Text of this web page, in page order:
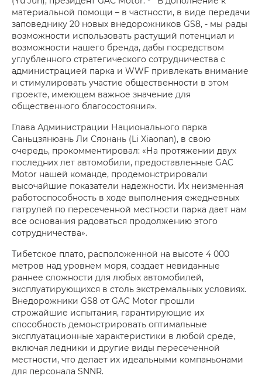
материальной помощи – в частности, в виде передачи
заповеднику 20 новых внедорожников GS8, - мы рады
возможности использовать растущий потенциал и
возможности нашего бренда, дабы посредством
углубленного стратегического сотрудничества с
администрацией парка и WWF привлекать внимание
и стимулировать участие общественности в этом
проекте, имеющем важное значение для
общественного благосостояния».
Глава Администрации Национального парка
Саньцзянюань Ли Сяонань (Li Xiaonan), в свою
очередь, прокомментировал: «На протяжении двух
последних лет автомобили, предоставленные GAC
Motor нашей команде, продемонстрировали
высочайшие показатели надежности. Их неизменная
работоспособность в ходе выполнения ежедневных
патрулей по пересеченной местности парка дает нам
все основания радоваться продолжению этого
сотрудничества».
Тибетское плато, расположенной на высоте 4 000
метров над уровнем моря, создает невиданные
раннее сложности для любых автомобилей,
эксплуатирующихся в столь экстремальных условиях.
Внедорожники GS8 от GAC Motor прошли
строжайшие испытания, гарантирующие их
способность демонстрировать оптимальные
эксплуатационные характеристики в любой среде,
включая ледники и другие виды пересеченной
местности, что делает их идеальными компаньонами
для персонала SNNR.